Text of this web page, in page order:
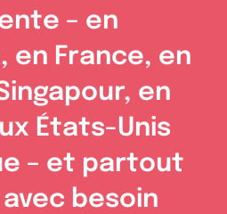
– en
en France, en
en
États-Unis
– et partout
besoin